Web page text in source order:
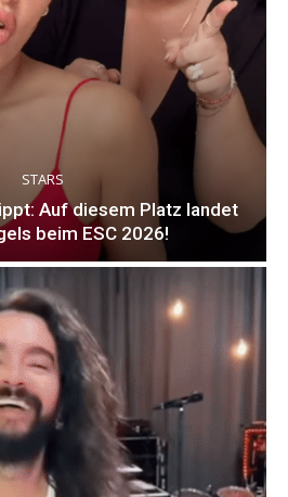
STARS
Auf diesem Platz landet
beim ESC 2026!